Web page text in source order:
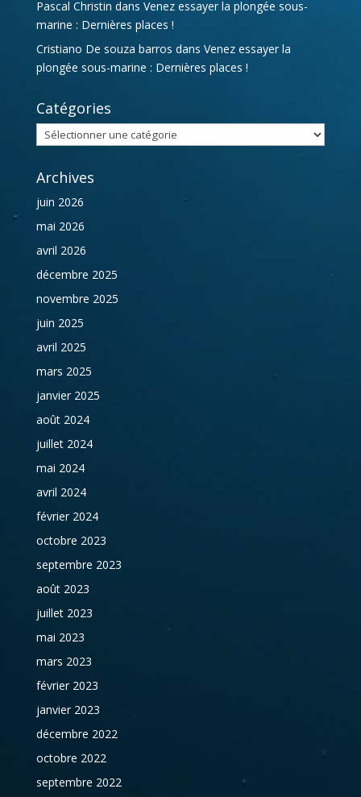
Pascal Christin dans Venez essayer la plongée sous-
marine : Dernières places !
Cristiano De souza barros dans Venez essayer la
plongée sous-marine : Dernières places !
Catégories
Catégories
Archives
juin 2026
mai 2026
avril 2026
décembre 2025
novembre 2025
juin 2025
avril 2025
mars 2025
janvier 2025
août 2024
juillet 2024
mai 2024
avril 2024
février 2024
octobre 2023
septembre 2023
août 2023
juillet 2023
mai 2023
mars 2023
février 2023
janvier 2023
décembre 2022
octobre 2022
septembre 2022